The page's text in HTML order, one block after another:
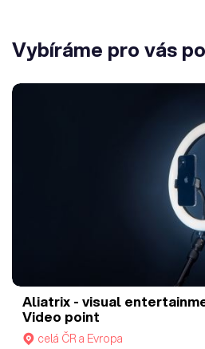
Vybíráme pro vás
Aliatrix - visual
Video point
celá ČR a Evropa